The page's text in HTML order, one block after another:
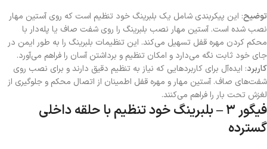
توضیح: این پیکربندی شامل یک بلبرینگ خود تنظیم است که روی آستین مهار
نصب شده است. آستین مهار نصب بلبرینگ را روی شفت صاف یا پله‌دار با
محکم کردن مهره قفل تسهیل می‌کند. این تنظیمات بلبرینگ را به طور ایمن در
جای خود ثابت نگه می‌دارد و امکان تنظیم و برداشتن آسان را فراهم می‌آورد.
کاربرد: ایده‌آل برای کاربردهایی که نیاز به تنظیم دقیق دارند و برای نصب روی
شفت‌های صاف. آستین مهار و مهره قفل اطمینان از اتصال محکم و جلوگیری از
لغزش تحت بار را فراهم می‌کنند.
فیگور ۳ – بلبرینگ خود تنظیم با حلقه داخلی
گسترده